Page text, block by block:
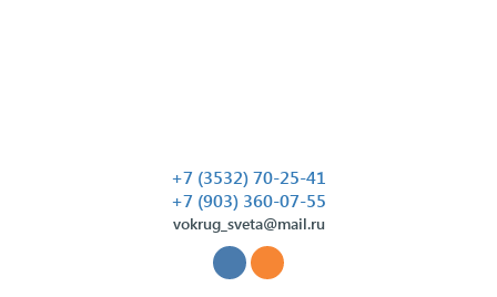
+7 (3532) 70-25-41
+7 (903) 360-07-55
vokrug_sveta@mail.ru